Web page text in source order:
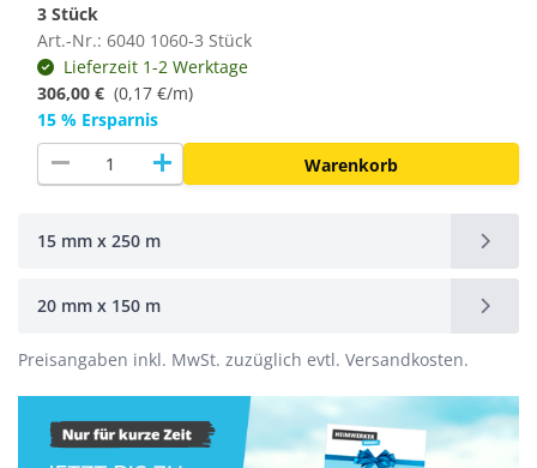
3 Stück
Art.-Nr.: 6040 1060-3 Stück
Lieferzeit 1-2 Werktage
306,00 € (0,17 €/m)
15 % Ersparnis
remove add Warenkorb
15 mm x 250 m
20 mm x 150 m
Preisangaben inkl. MwSt. zuzüglich evtl. Versandkosten.